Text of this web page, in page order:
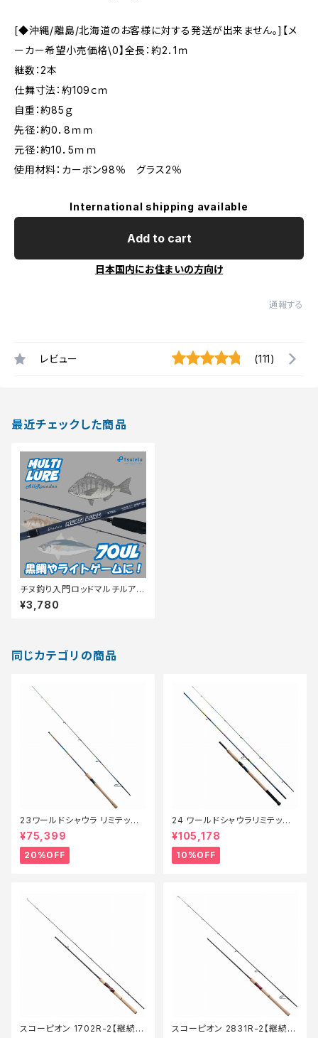
[◆沖縄/離島/北海道のお客様に対する発送が出来ません。]【メ
ーカー希望小売価格\0】全長：約2．1ｍ
継数：2本
仕舞寸法：約109ｃｍ
自重：約85ｇ
先径：約0．8ｍｍ
元径：約10．5ｍｍ
使用材料：カーボン98％ グラス2％
International shipping available
Add to cart
日本国内にお住まいの方向け
通報する
レビュー (111)
最近チェックした商品
チヌ釣り入門ロッドマルチルアー
黒鯛 70UL マットブルー
¥3,780
同じカテゴリの商品
23ワールドシャウラ リミテッド
2703R‐2【特価竿】【20】
¥75,399
20%OFF
24 ワールドシャウラリミテッド
21053R-3【継続セール_ロッ
ド】【10】
¥105,178
10%OFF
スコーピオン 1702R-2【継続セ
スコーピオン 2831R-2【継続セ